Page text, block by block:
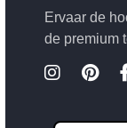
Ervaar de
de premium